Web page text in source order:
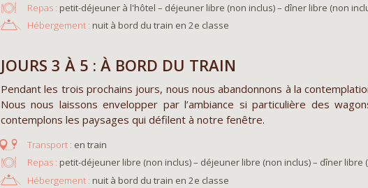
Repas : petit-déjeuner à l'hôtel – déjeuner libre (non inclus) – dîner libre (non
Hébergement : nuit à bord du train en 2e classe
JOURS 3 À 5 : À BORD DU TRAIN
Pendant les trois prochains jours, nous nous abandonnons à la
Nous nous laissons envelopper par l’ambiance si particulière des
contemplons les paysages qui défilent à notre fenêtre.
en train
Repas : petit-déjeuner libre (non inclus) – déjeuner libre (non inclus) – dîner libre
Hébergement : nuit à bord du train en 2e classe